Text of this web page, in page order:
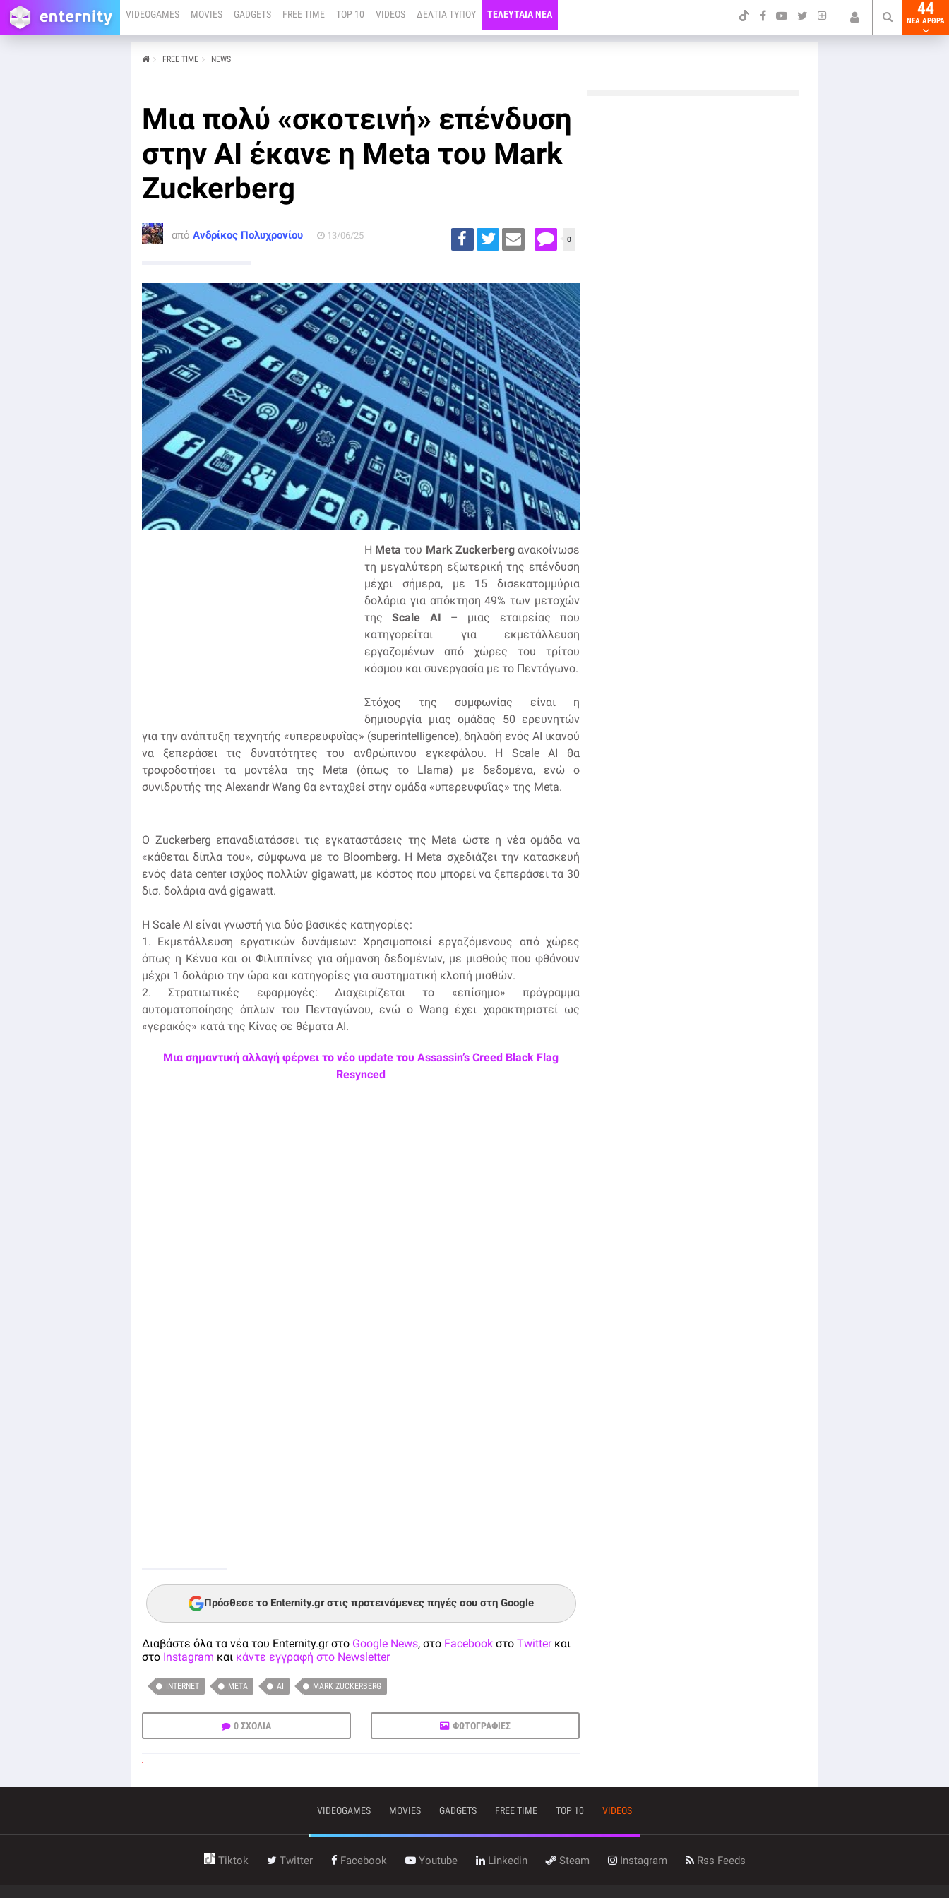
VIDEOGAMES MOVIES GADGETS FREE TIME TOP 10 VIDEOS ΔΕΛΤΙΑ ΤΥΠΟΥ ΤΕΛΕΥΤΑΙΑ ΝΕΑ 44
NEA ΑΡΘΡΑ
FREE TIME NEWS
Μια πολύ «σκοτεινή» επένδυση
στην ΑΙ έκανε η Meta του Mark
Zuckerberg
από Ανδρίκος Πολυχρονίου 13/06/25 0
Η Meta του Mark Zuckerbergανακοίνωσε
τη μεγαλύτερη εξωτερική της επένδυση
μέχρι σήμερα, με 15 δισεκατομμύρια
δολάρια για απόκτηση 49% των μετοχών
τηςScale AI – μιας εταιρείας που
κατηγορείται για εκμετάλλευση
εργαζομένων από χώρες του τρίτου
κόσμου και συνεργασία με το Πεντάγωνο.
Στόχος της συμφωνίας είναι η
δημιουργία μιας ομάδας 50 ερευνητών
για την ανάπτυξη τεχνητής «υπερευφυΐας» (superintelligence), δηλαδή ενός AI ικανού
να ξεπεράσει τις δυνατότητες του ανθρώπινου εγκεφάλου. Η Scale AI θα
τροφοδοτήσει τα μοντέλα της Meta (όπως το Llama) με δεδομένα, ενώ ο
συνιδρυτής της Alexandr Wang θα ενταχθεί στην ομάδα «υπερευφυΐας» της Meta.
Ο Zuckerberg επαναδιατάσσει τις εγκαταστάσεις της Meta ώστε η νέα ομάδα να
«κάθεται δίπλα του», σύμφωνα με το Bloomberg. Η Meta σχεδιάζει την κατασκευή
ενός data center ισχύος πολλών gigawatt, με κόστος που μπορεί να ξεπεράσει τα 30
δισ. δολάρια ανά gigawatt.
Η Scale AI είναι γνωστή για δύο βασικές κατηγορίες:
1. Εκμετάλλευση εργατικών δυνάμεων: Χρησιμοποιεί εργαζόμενους από χώρες
όπως η Κένυα και οι Φιλιππίνες για σήμανση δεδομένων, με μισθούς που φθάνουν
μέχρι 1 δολάριο την ώρα και κατηγορίες για συστηματική κλοπή μισθών.
2. Στρατιωτικές εφαρμογές: Διαχειρίζεται το «επίσημο» πρόγραμμα
αυτοματοποίησης όπλων του Πενταγώνου, ενώ ο Wang έχει χαρακτηριστεί ως
«γερακός» κατά της Κίνας σε θέματα AI.
Μια σημαντική αλλαγή φέρνει το νέο update του Assassin’s Creed Black Flag
Resynced
Πρόσθεσε το Enternity.gr στις προτεινόμενες πηγές σου στη Google
Διαβάστε όλα τα νέα του Enternity.gr στο Google News, στο Facebook στο Twitterκαι
στο Instagram και κάντε εγγραφή στο Newsletter
INTERNET META ΑΙ MARK ZUCKERBERG
0 ΣΧΟΛΙΑ ΦΩΤΟΓΡΑΦΙΕΣ
Ανδρίκος Πολυχρονίου
Η Meta του Mark Zuckerberg ανακοίνωσε τη
μεγαλύτερη εξωτερική της επένδυση μέχρι σήμερα,
με 15 δισεκατομμύρια δολάρια για απόκτηση 49% των
VIDEOGAMES MOVIES GADGETS FREE TIME TOP 10 VIDEOS
Tiktok Twitter Facebook Youtube Linkedin Steam Instagram Rss Feeds